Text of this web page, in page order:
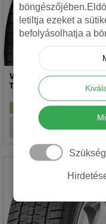
Vredestein 195/65R15
TRAC 2 DOT23
letiltja ezeket a
befolyásolhatja a